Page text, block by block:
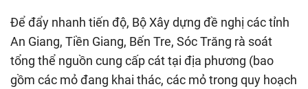
Để đẩy nhanh tiến độ, Bộ Xây dựng đề nghị các tỉnh
An Giang, Tiền Giang, Bến Tre, Sóc Trăng rà soát
tổng thể nguồn cung cấp cát tại địa phương (bao
gồm các mỏ đang khai thác, các mỏ trong quy hoạch